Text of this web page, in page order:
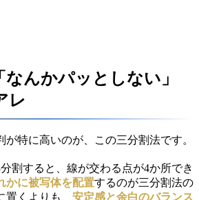
んかパッとしない」
レ
が特に高いのが、この三分割法です。
割すると、線が交わる点が4か所でき
かに被写体を配置するのが三分割法の
くよりも、 安定感と余白のバランス